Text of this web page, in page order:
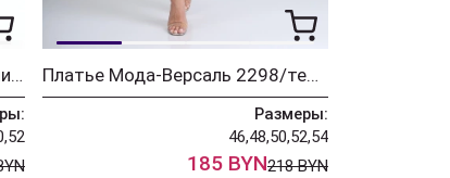
Платье Мода-Версаль 2662 сливочный Платье Мода-Версаль 2298/темно-синий
Размеры:
46,48,50,52,54
185 BYN218 BYN